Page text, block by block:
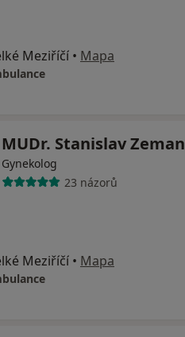
Meziříčí • Mapa
MUDr. Stanislav Zeman
Gynekolog
23 názorů
Meziříčí • Mapa